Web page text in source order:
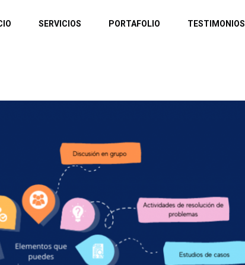
SERVICIOS PORTAFOLIO TESTIMONIOS